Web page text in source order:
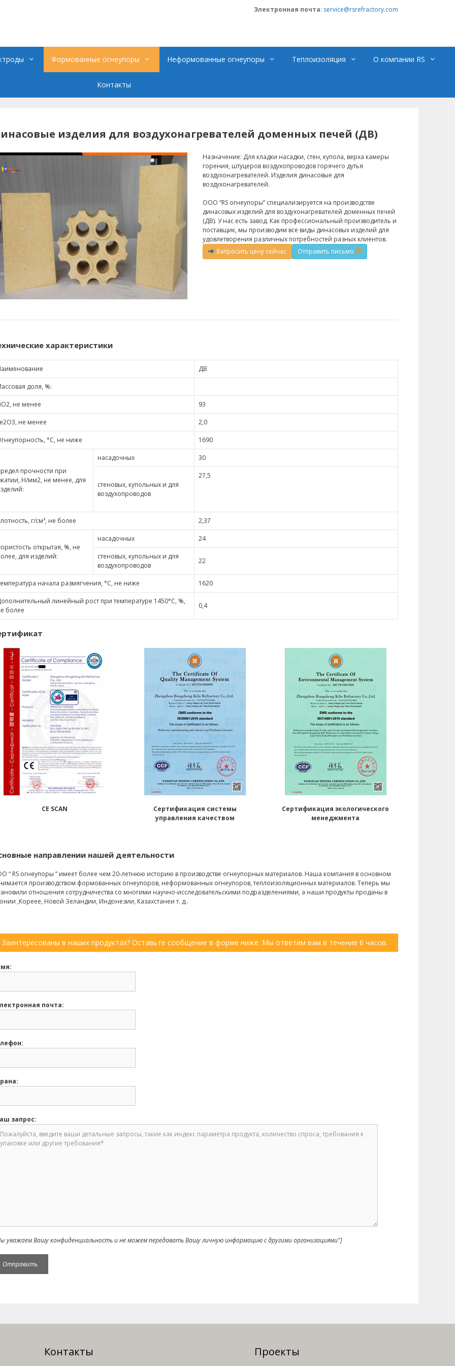
Электронная почта: service@rsrefractory.com
Формованные огнеупоры Неформованные огнеупоры Теплоизоляция О компании RS
Контакты
изделия для воздухонагревателей доменных печей (ДВ)
Назначение: Для кладки насадки, стен, купола, верха камеры
горения, штуцеров воздухопроводов горячего дутья
воздухонагревателей. Изделия динасовые для
воздухонагревателей.
ООО “RS огнеупоры” специализируется на производстве
динасовых изделий для воздухонагревателей доменных печей
(ДВ). У нас есть завод. Как профессиональный производитель и
поставщик, мы производим все виды динасовых изделий для
удовлетворения различных потребностей разных клиентов.
Запросить цену сейчас
Отправить письмо
характеристики
ДВ
доля, %:
не менее 93
не менее 2,0
°С, не ниже 1690
прочности при
Н/мм2, не менее, для
насадочных 30
стеновых, купольных и для
воздухопроводов
27,5
г/см³, не более 2,37
открытая, %, не
для изделий:
насадочных 24
стеновых, купольных и для
воздухопроводов
22
начала размягчения, °С, не ниже 1620
линейный рост при температуре 1450°С, %,
более
0,4
CE SCAN
Сертификация системы
управления качеством
Сертификация экологического
менеджмента
направлении нашей деятельности
“ RS огнеупоры ” имеет более чем 20-летнюю историю в производстве огнеупорных материалов. Наша компания в основном
производством формованных огнеупоров, неформованных огнеупоров, теплоизоляционных материалов. Теперь мы
отношения сотрудничества со многими научно-исследовательскими подразделениями, а наши продукты проданы в
,Кореее, Новой Зеландии, Индонезии, Казахстанеи т. д..
Заинтересованы в наших продуктах? Оставьте сообщение в форме ниже. Мы ответим вам в течение 6 часов.
почта:
запрос:
уважаем Вашу конфиденциальность и не можем передавать Вашу личную информацию с другими организациями"]
Контакты Проекты